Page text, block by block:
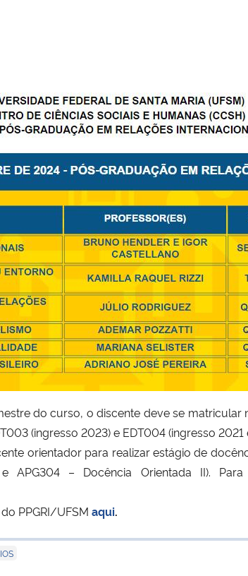
do curso, o discente deve se
(ingresso 2023) e EDT004 (ingresso 2021
orientador para realizar estágio de
APG304 – Docência Orientada II).
PPGRI/UFSM aqui.